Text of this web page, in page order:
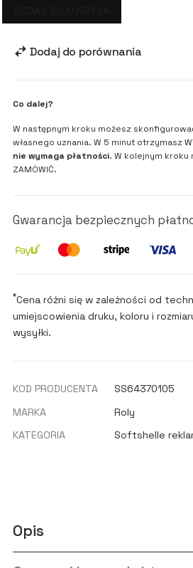
Dodaj do porównania
Co dalej?
W następnym kroku możesz
własnego uznania. W 5 minut otrzymasz
nie wymaga płatności. W kolejnym
ZAMÓWIĆ.
Gwarancja bezpiecznych
*Cena różni się w zależności od
umiejscowienia druku, koloru i
wysyłki.
KOD PRODUCENTA
SS64370105
MARKA
Roly
KATEGORIA
Softshelle
Opis